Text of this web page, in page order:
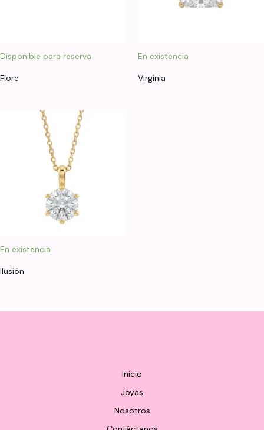
Disponible para reserva
Flore
En existencia
Virginia
En existencia
Ilusión
Inicio
Joyas
Nosotros